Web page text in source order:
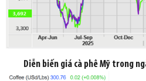
Diễn biến giá cà phê Mỹ trong